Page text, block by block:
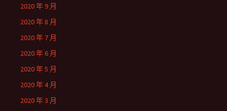
2020 年 9 月
2020 年 8 月
2020 年 7 月
2020 年 6 月
2020 年 5 月
2020 年 4 月
2020 年 3 月